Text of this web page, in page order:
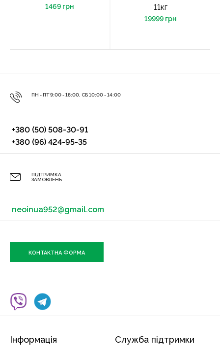
1469 грн
11кг
19999 грн
ПН - ПТ 9:00 - 18:00, СБ 10:00 - 14:00
+380 (50) 508-30-91
+380 (96) 424-95-35
ПІДТРИМКА
ЗАМОВЛЕНЬ
neoinua952@gmail.com
КОНТАКТНА ФОРМА
Інформація Служба підтримки